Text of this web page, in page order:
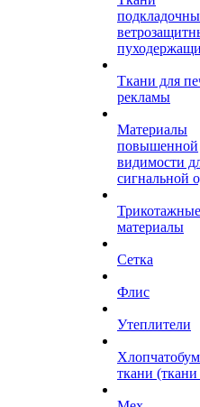
Ткани для
рекламы
Материалы
повышенной
видимости
сигнальной
Трикотажные
материалы
Сетка
Флис
Утеплители
ткани